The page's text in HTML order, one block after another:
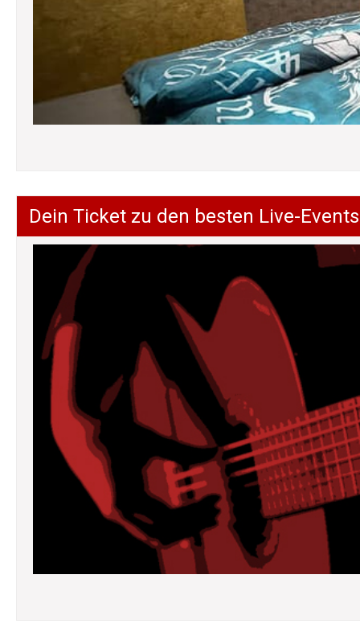
Dein Ticket zu den besten Live-Events